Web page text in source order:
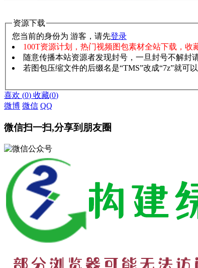
资源下载
您当前的身份为 游客，请先登录
100T资源计划，热门视频图包素材全站下载，收
随意传播本站资源者发现封号，一旦封号不解封
若图包压缩文件的后缀名是“TMS”改成“7z”就可
喜欢 (0) 收藏(0)
微博 微信 QQ
微信扫一扫,分享到朋友圈